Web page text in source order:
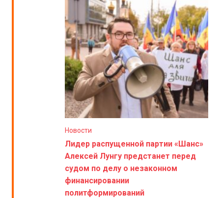
Новости
Лидер распущенной партии «Шанс»
Алексей Лунгу предстанет перед
судом по делу о незаконном
финансировании
политформирований